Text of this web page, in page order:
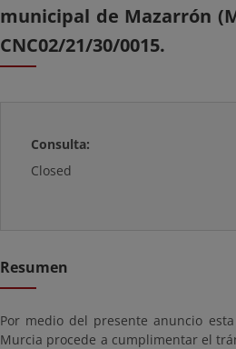
municipal de Mazarrón
CNC02/21/30/0015.
Consulta:
Closed
Resumen
Por medio del presente anuncio
Murcia procede a cumplimentar el